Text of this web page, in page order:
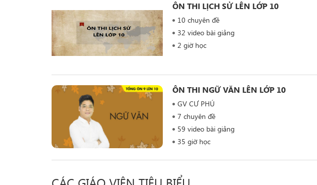
ÔN THI LỊCH SỬ LÊN LỚP 10
10 chuyên đề
32 video bài giảng
2 giờ học
ÔN THI NGỮ VĂN LÊN LỚP 10
GV CƯ PHÚ
7 chuyên đề
59 video bài giảng
35 giờ học